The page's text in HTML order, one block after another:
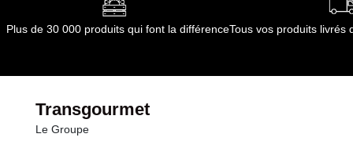
Opérations
Plus de 30 000 produits qui font la différenceTous vos produits livrés
Transgourmet
Le Groupe